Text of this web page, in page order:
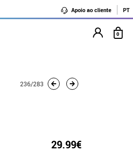
Apoio ao cliente PT
0
236/283
29.99€